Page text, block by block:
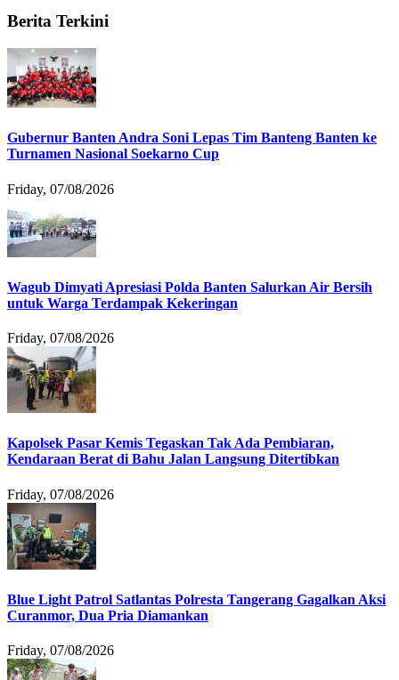
Berita Terkini
Gubernur Banten Andra Soni Lepas Tim Banteng Banten ke
Turnamen Nasional Soekarno Cup
Friday, 07/08/2026
Wagub Dimyati Apresiasi Polda Banten Salurkan Air Bersih
untuk Warga Terdampak Kekeringan
Friday, 07/08/2026
Kapolsek Pasar Kemis Tegaskan Tak Ada Pembiaran,
Kendaraan Berat di Bahu Jalan Langsung Ditertibkan
Friday, 07/08/2026
Blue Light Patrol Satlantas Polresta Tangerang Gagalkan Aksi
Curanmor, Dua Pria Diamankan
Friday, 07/08/2026